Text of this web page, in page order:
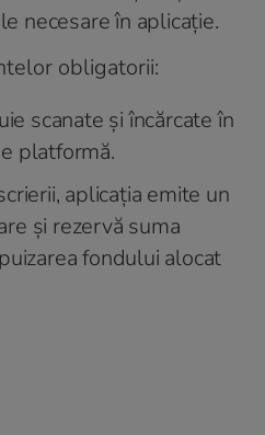
necesare în aplicație.
obligatorii:
scanate și încărcate în
platformă.
aplicația emite un
și rezervă suma
fondului alocat